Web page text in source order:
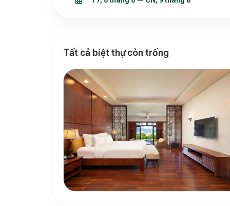
Tất cả biệt thự còn trống